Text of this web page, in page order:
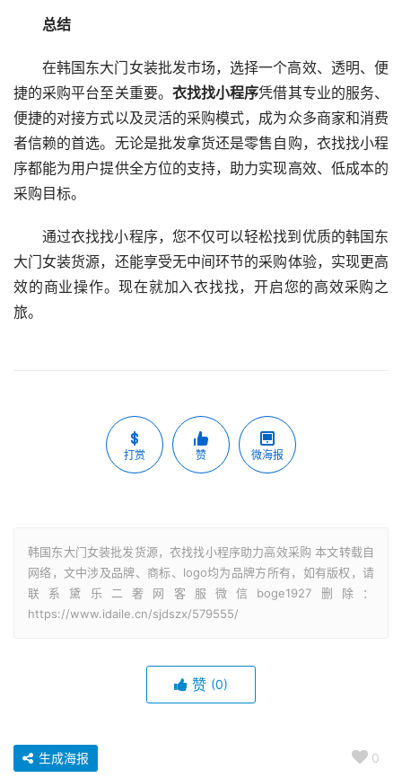
总结
在韩国东大门女装批发市场，选择一个高效、透明、便
捷的采购平台至关重要。 衣找找小程序凭借其专业的服务、
便捷的对接方式以及灵活的采购模式，成为众多商家和消费
者信赖的首选。无论是批发拿货还是零售自购，衣找找小程
序都能为用户提供全方位的支持，助力实现高效、低成本的
采购目标。
通过衣找找小程序，您不仅可以轻松找到优质的韩国东
大门女装货源，还能享受无中间环节的采购体验，实现更高
效的商业操作。现在就加入衣找找，开启您的高效采购之
旅。
打赏 赞 微海报
韩国东大门女装批发货源，衣找找小程序助力高效采购 本文转载自
网络，文中涉及品牌、商标、logo均为品牌方所有，如有版权，请
联系黛乐二奢网客服微信boge1927删除：
https://www.idaile.cn/sjdszx/579555/
赞 (0)
0
生成海报